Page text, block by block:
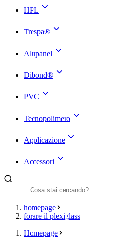
HPL
Trespa®
Alupanel
Dibond®
PVC
Tecnopolimero
Applicazione
Accessori
homepage
forare il plexiglass
Homepage